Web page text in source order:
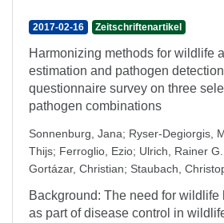
2017-02-16 Zeitschriftenartikel
Harmonizing methods for wildlife
estimation and pathogen
questionnaire survey on three
pathogen combinations
Sonnenburg, Jana; Ryser-Degiorgis,
Thijs; Ferroglio, Ezio; Ulrich, Rainer G.
Gortázar, Christian; Staubach,
Background: The need for
as part of disease control in